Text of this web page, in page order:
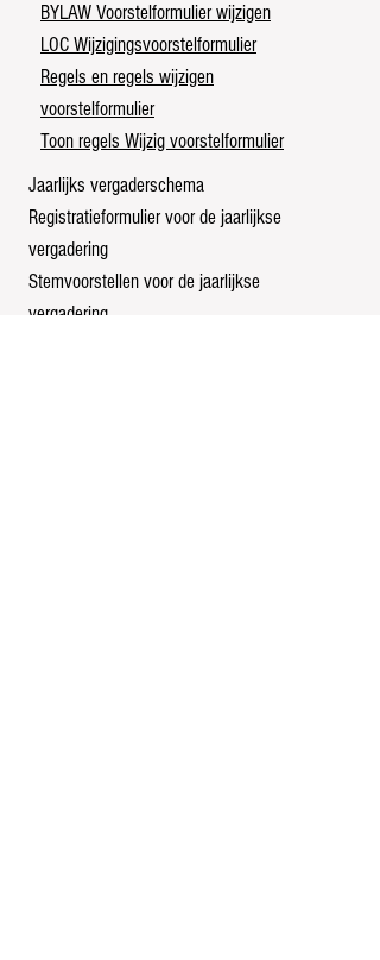
BYLAW Voorstelformulier wijzigen
LOC Wijzigingsvoorstelformulier
Regels en regels wijzigen
voorstelformulier
Toon regels Wijzig voorstelformulier
Jaarlijks vergaderschema
Registratieformulier voor de jaarlijkse
vergadering
Stemvoorstellen voor de jaarlijkse
vergadering